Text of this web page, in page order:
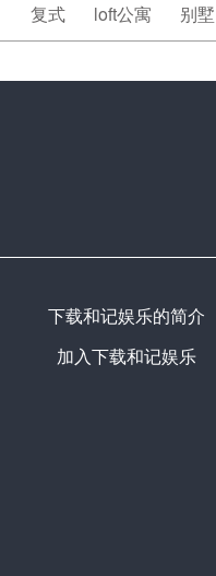
复式 loft公寓 别墅
下载和记娱乐的简介
加入下载和记娱乐